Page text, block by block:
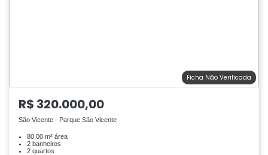
Ficha Não Verificada
R$ 320.000,00
São Vicente - Parque São Vicente
80.00 m² área
2 banheiros
2 quartos